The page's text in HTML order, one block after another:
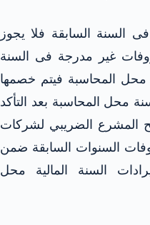
السنة السابقة فلا يجوز
غير مدرجة فى السنة
محل المحاسبة فيتم خصمها
محل المحاسبة بعد التأكد
المشرع الضريبي لشركات
السنوات السابقة ضمن
السنة المالية محل